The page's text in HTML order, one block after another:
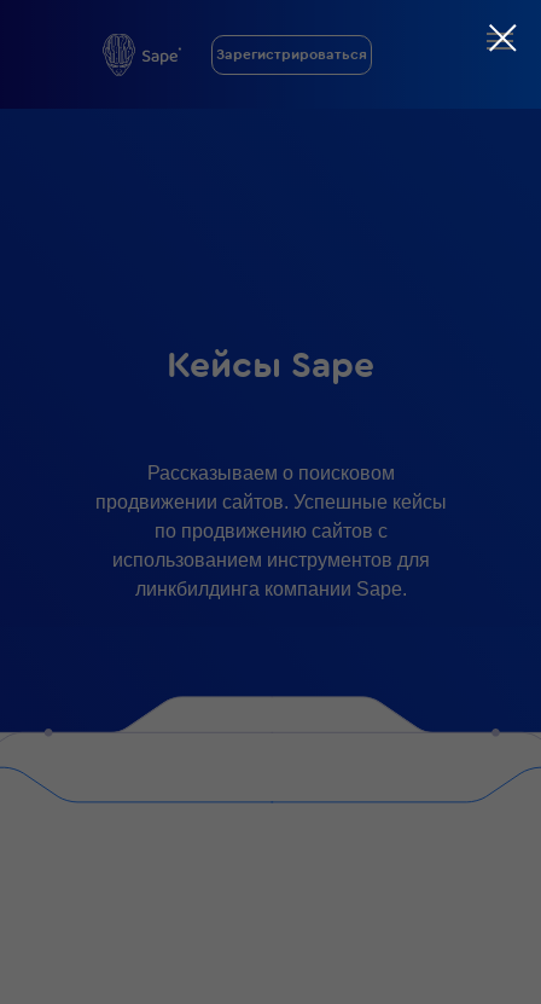
Зарегистрироваться
Кейсы Sape
Рассказываем о поисковом
продвижении сайтов. Успешные кейсы
по продвижению сайтов с
использованием инструментов для
линкбилдинга компании Sape.